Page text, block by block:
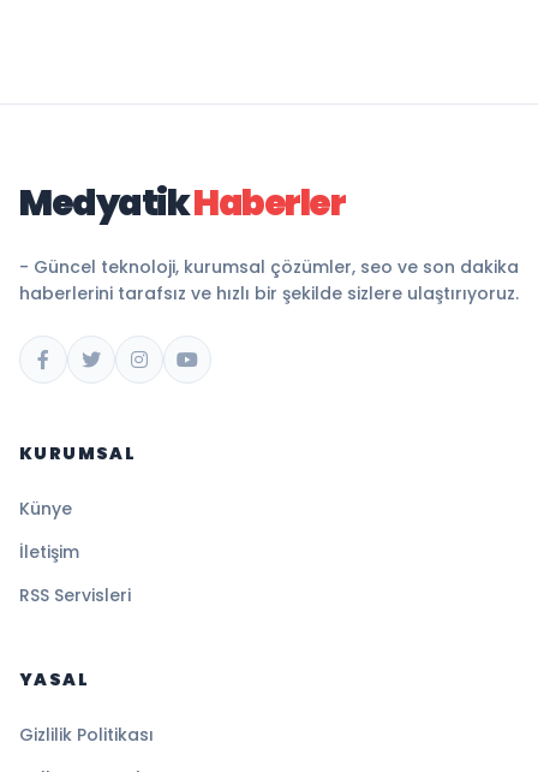
MedyatikHaberler
- Güncel teknoloji, kurumsal çözümler, seo ve son dakika
haberlerini tarafsız ve hızlı bir şekilde sizlere ulaştırıyoruz.
KURUMSAL
Künye
İletişim
RSS Servisleri
YASAL
Gizlilik Politikası